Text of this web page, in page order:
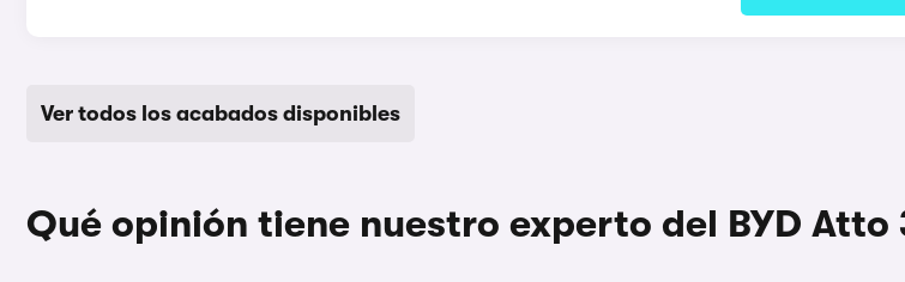
Ver todos los acabados disponibles
Qué opinión tiene nuestro experto del BYD Atto